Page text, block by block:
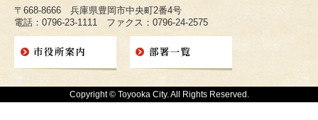
〒668-8666 兵庫県豊岡市中央町2番4号
電話：0796-23-1111 ファクス：0796-24-2575
Copyright © Toyooka City. All Rights Reserved.